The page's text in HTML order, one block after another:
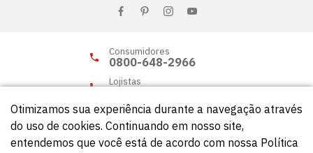
Consumidores
0800-648-2966
Lojistas
Otimizamos sua experiência durante a navegação através
do uso de cookies. Continuando em nosso site,
entendemos que você está de acordo com nossa Política